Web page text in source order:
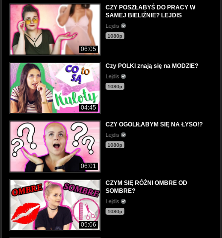
06:05
CZY POSZŁABYŚ DO PRACY W
SAMEJ BIELIŹNIE? LEJDIS
Lejdis
1080p
04:45
Czy POLKI znają się na MODZIE?
Lejdis
1080p
06:01
CZY OGOLIŁABYM SIĘ NA ŁYSO!?
Lejdis
1080p
05:06
CZYM SIĘ RÓŻNI OMBRE OD
SOMBRE?
Lejdis
1080p